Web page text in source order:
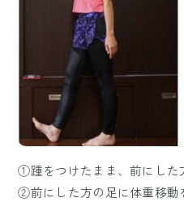
①踵をつけたまま、前にした
②前にした方の足に体重移動